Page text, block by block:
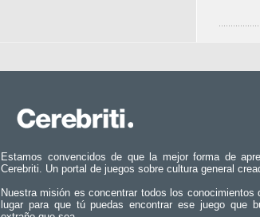
Estamos convencidos de que la mejor forma de
Cerebriti. Un portal de juegos sobre cultura general
Nuestra misión es concentrar todos los conocimientos
lugar para que tú puedas encontrar ese juego que